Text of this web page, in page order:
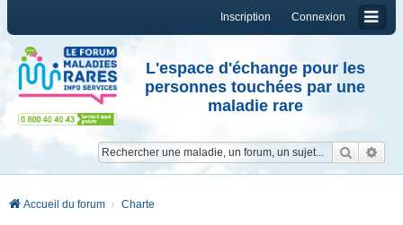
Connexion
Inscription
L'espace d'échange pour les
personnes touchées par une
maladie rare
Accueil du forum Charte